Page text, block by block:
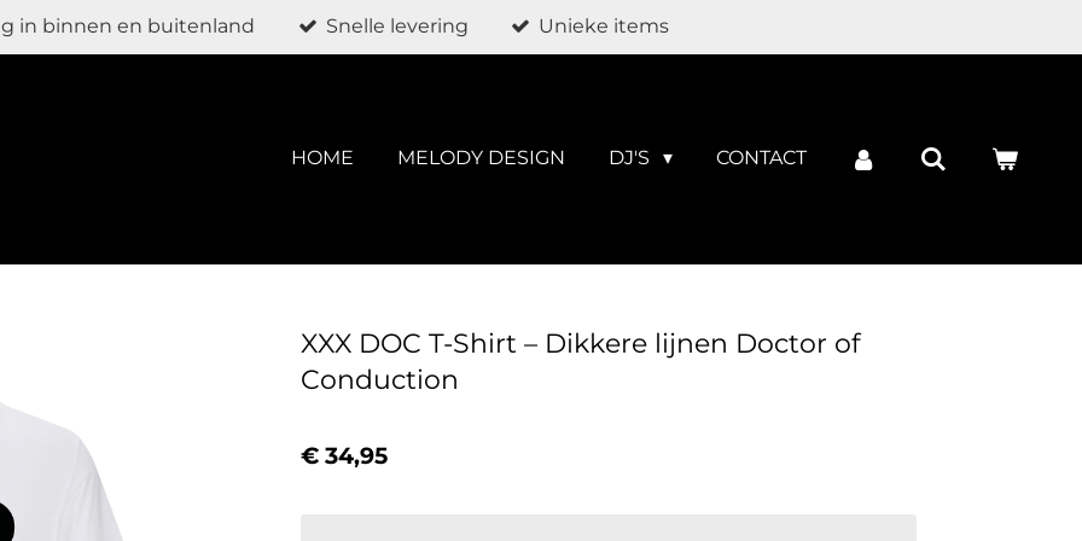
in binnen en buitenland Snelle levering Unieke items
HOME MELODY DESIGN DJ'S CONTACT
XXX DOC T-Shirt – Dikkere lijnen Doctor of
Conduction
€ 34,95